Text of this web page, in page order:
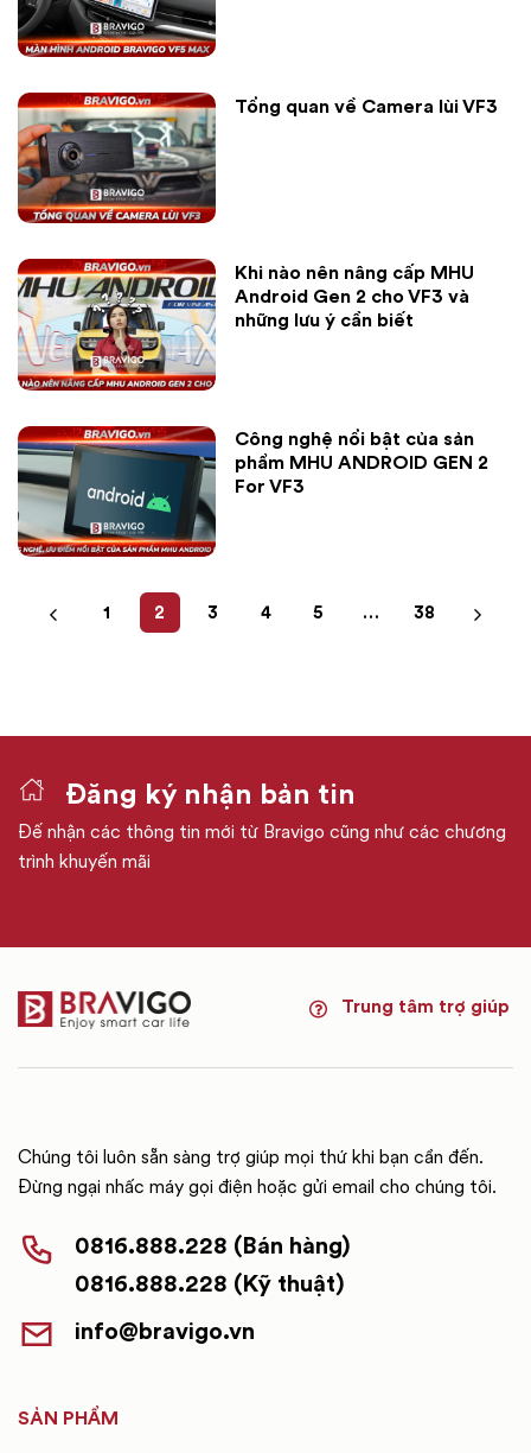
Tổng quan về Camera lùi VF3
Khi nào nên nâng cấp MHU
Android Gen 2 cho VF3 và
những lưu ý cần biết
Công nghệ nổi bật của sản
phẩm MHU ANDROID GEN 2
For VF3
1 2 3 4 5 … 38
Đăng ký nhận bản tin
Đế nhận các thông tin mới từ Bravigo cũng như các chương
trình khuyến mãi
Trung tâm trợ giúp
Chúng tôi luôn sẵn sàng trợ giúp mọi thứ khi bạn cần đến.
Đừng ngại nhấc máy gọi điện hoặc gửi email cho chúng tôi.
0816.888.228 (Bán hàng)
0816.888.228 (Kỹ thuật)
info@bravigo.vn
SẢN PHẨM